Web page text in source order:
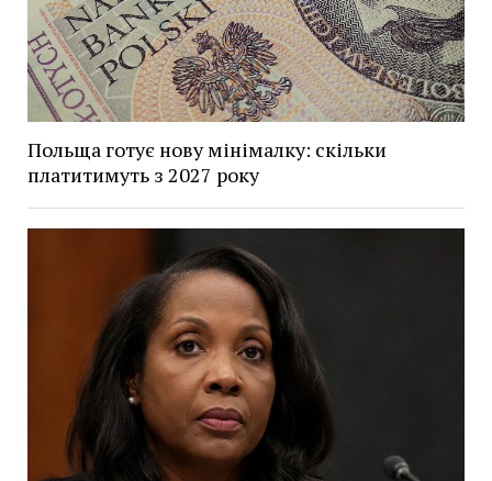
Польща готує нову мінімалку: скільки
платитимуть з 2027 року